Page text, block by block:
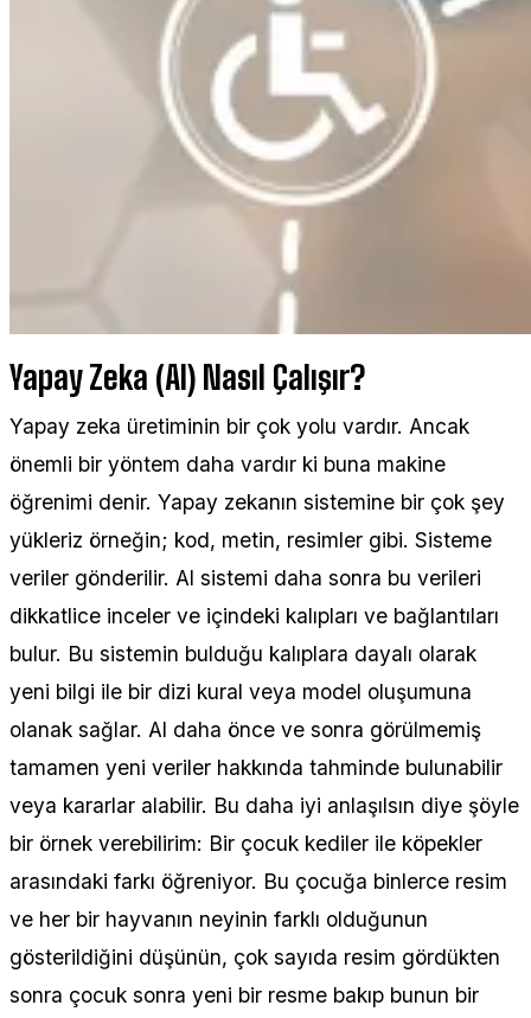
Yapay Zeka (AI) Nasıl Çalışır?
Yapay zeka üretiminin bir çok yolu vardır. Ancak
önemli bir yöntem daha vardır ki buna makine
öğrenimi denir. Yapay zekanın sistemine bir çok şey
yükleriz örneğin; kod, metin, resimler gibi. Sisteme
veriler gönderilir. Al sistemi daha sonra bu verileri
dikkatlice inceler ve içindeki kalıpları ve bağlantıları
bulur. Bu sistemin bulduğu kalıplara dayalı olarak
yeni bilgi ile bir dizi kural veya model oluşumuna
olanak sağlar. Al daha önce ve sonra görülmemiş
tamamen yeni veriler hakkında tahminde bulunabilir
veya kararlar alabilir. Bu daha iyi anlaşılsın diye şöyle
bir örnek verebilirim: Bir çocuk kediler ile köpekler
arasındaki farkı öğreniyor. Bu çocuğa binlerce resim
ve her bir hayvanın neyinin farklı olduğunun
gösterildiğini düşünün, çok sayıda resim gördükten
sonra çocuk sonra yeni bir resme bakıp bunun bir